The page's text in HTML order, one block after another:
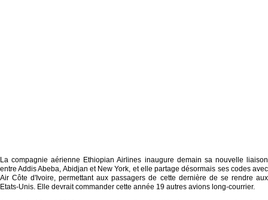
La compagnie aérienne Ethiopian Airlines inaugure demain sa nouvelle liaison
entre Addis Abeba, Abidjan et New York, et elle partage désormais ses codes avec
Air Côte d'Ivoire, permettant aux passagers de cette dernière de se rendre aux
Etats-Unis. Elle devrait commander cette année 19 autres avions long-courrier.